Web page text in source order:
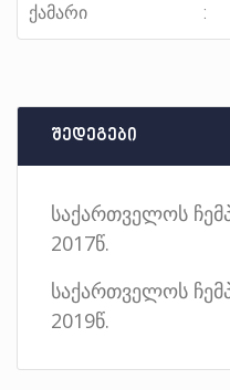
ქამარი
შედეგები
საქართველოს
2017წ.
საქართველოს
2019წ.